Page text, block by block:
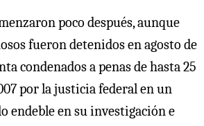
poco después, aunque
fueron detenidos en agosto de
condenados a penas de hasta 25
por la justicia federal en un
endeble en su investigación e